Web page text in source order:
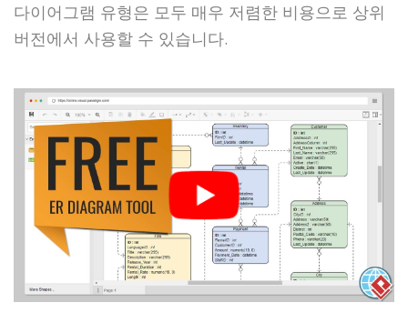
다이어그램 유형은 모두 매우 저렴한 비용으로 상위
버전에서 사용할 수 있습니다.